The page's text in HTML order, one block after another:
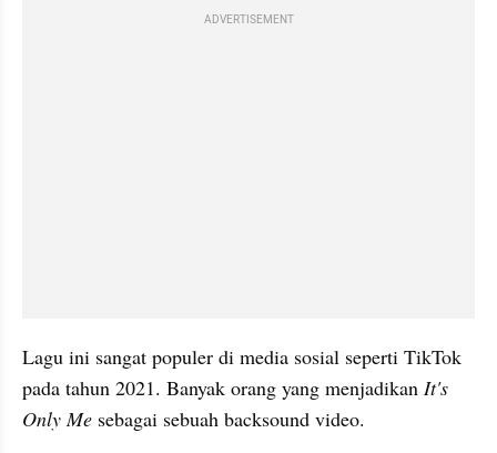
ADVERTISEMENT
Lagu ini sangat populer di media sosial seperti TikTok
pada tahun 2021. Banyak orang yang menjadikan It's
Only Me sebagai sebuah backsound video.